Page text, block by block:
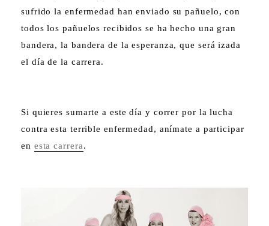
sufrido la enfermedad han enviado su pañuelo, con
todos los pañuelos recibidos se ha hecho una gran
bandera, la bandera de la esperanza, que será izada
el día de la carrera.
Si quieres sumarte a este día y correr por la lucha
contra esta terrible enfermedad, anímate a participar
en esta carrera.